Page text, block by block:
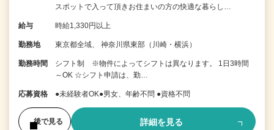
スポットで入って頂きお住まいの方の快適な暮らし…
給与 時給1,330円以上
勤務地 東京都全域、 神奈川県東部（川崎・横浜）
勤務時間
シフト制 ※物件によってシフトは異なります。 1日3時間
～OK ☆シフト申請は、勤…
応募資格 ●未経験者OK●男女、年齢不問 ●資格不問
後で見る 詳細を見る